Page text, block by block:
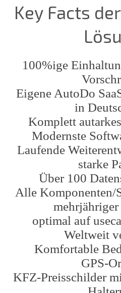
Key Facts
100%ige
Eigene AutoDo
in
Komplett
Modernste
Laufende
starke
Über 100
Alle Komponenten/
optimal auf
Weltweit
Komfortable
GPS-
KFZ-Preisschilder